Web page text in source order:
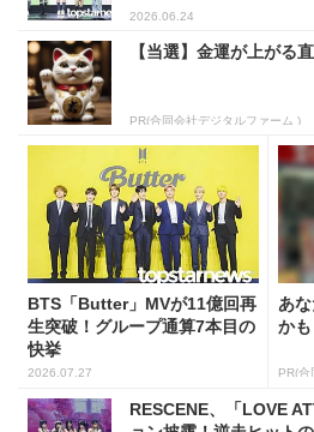
2026.06.24
【当選】金運が上がる
PR(合同会社デジタルファーム )
BTS「Butter」MVが11億回再
生突破！グループ通算7本目の
快挙
2026.07.27
あ
か
PR(
RESCENE、「LOVE